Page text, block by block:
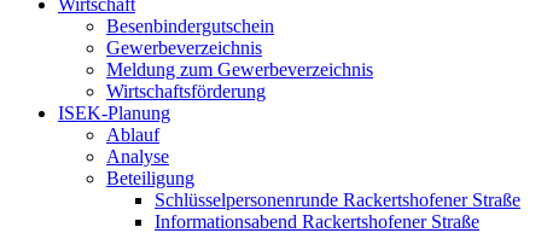
Wirtschaft
Besenbindergutschein
Gewerbeverzeichnis
Meldung zum Gewerbeverzeichnis
Wirtschaftsförderung
ISEK-Planung
Ablauf
Analyse
Beteiligung
Schlüsselpersonenrunde Rackertshofener Straße
Informationsabend Rackertshofener Straße